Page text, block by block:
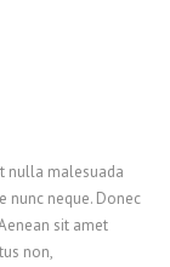
nulla malesuada
nunc neque. Donec
sit amet
non,